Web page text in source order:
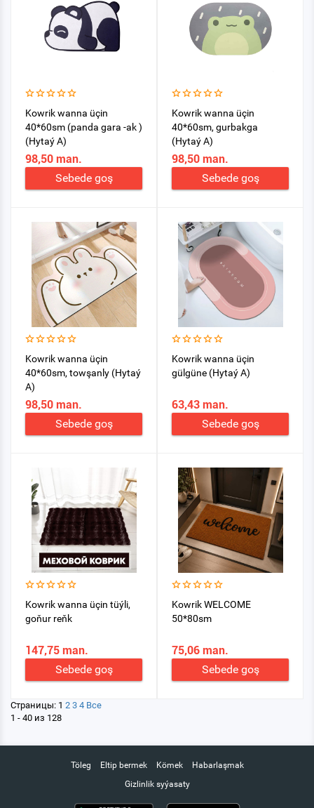
Kowrik wanna üçin
40*60sm (panda gara -ak )
(Hytaý A)
98,50 man.
Sebede goş
Kowrik wanna üçin
40*60sm, gurbakga
(Hytaý A)
98,50 man.
Sebede goş
Kowrik wanna üçin
40*60sm, towşanly (Hytaý
A)
98,50 man.
Sebede goş
Kowrik wanna üçin
gülgüne (Hytaý A)
63,43 man.
Sebede goş
Kowrik wanna üçin tüýli,
goňur reňk
147,75 man.
Sebede goş
Kowrik WELCOME
50*80sm
75,06 man.
Sebede goş
Страницы: 1 2 3 4 Все
1 - 40 из 128
Töleg Eltip bermek Kömek
Habarlaşmak
Gizlinlik syýasaty